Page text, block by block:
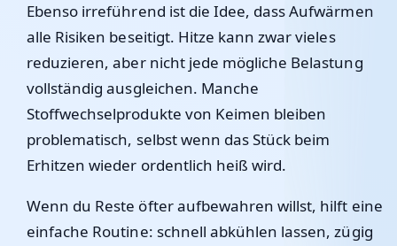
Ebenso irreführend ist die Idee, dass Aufwärmen
alle Risiken beseitigt. Hitze kann zwar vieles
reduzieren, aber nicht jede mögliche Belastung
vollständig ausgleichen. Manche
Stoffwechselprodukte von Keimen bleiben
problematisch, selbst wenn das Stück beim
Erhitzen wieder ordentlich heiß wird.
Wenn du Reste öfter aufbewahren willst, hilft eine
einfache Routine: schnell abkühlen lassen, zügig